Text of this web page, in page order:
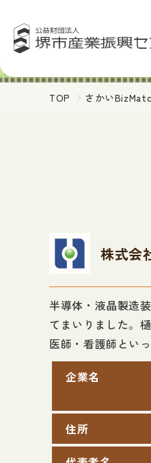
TOP さかい
株式会
半導体・液晶製造
てまいりました。
医師・看護師とい
企業名
住所